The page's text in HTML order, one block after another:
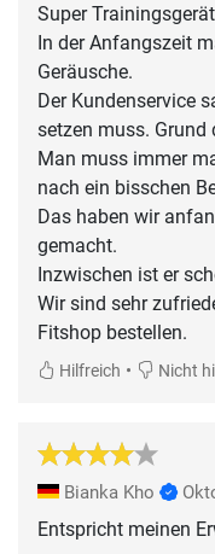
Super
In der Anfangszeit
Geräusche.
Der Kundenservice
setzen muss. Grund
Man muss immer
nach ein bisschen
Das haben wir
gemacht.
Inzwischen ist er
Wir sind sehr
Fitshop bestellen.
Hilfreich • Nicht
Bianka Kho
Entspricht meinen